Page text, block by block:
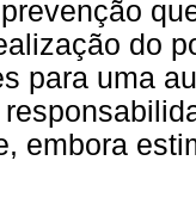
do
para uma
embora